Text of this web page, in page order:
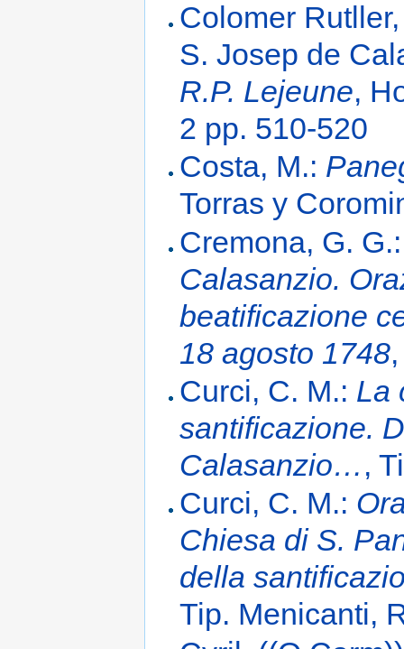
Colomer
S. Josep de
R.P. Lejeune,
2 pp. 510-520
Costa, M.:
Torras y
Cremona, G.
Calasanzio.
beatificazione
18 agosto 1748
Curci, C. M.: La
santificazione.
Calasanzio… ,
Curci, C. M.:
Chiesa di S.
della
Tip. Menicanti,